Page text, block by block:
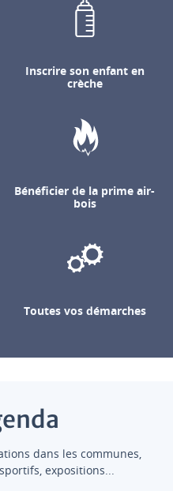
Inscrire son enfant en
crèche
Bénéficier de la prime air-
bois
Toutes vos démarches
dans les communes,
expositions...